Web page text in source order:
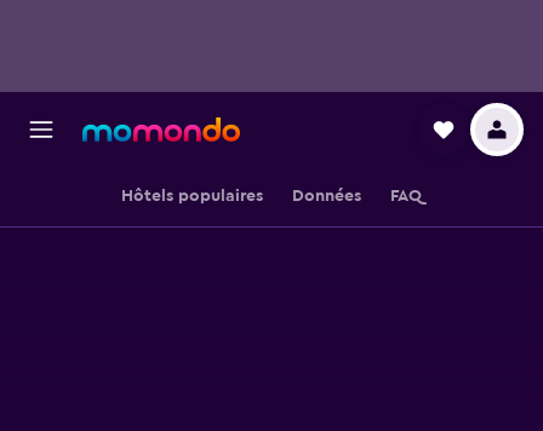
Hôtels populaires Données FAQ